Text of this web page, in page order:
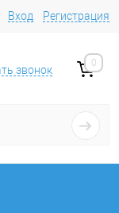
Вход Регистрация
звонок
0